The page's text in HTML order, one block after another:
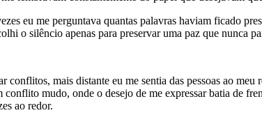
eu me perguntava quantas palavras haviam ficado
o silêncio apenas para preservar uma paz que nunca
conflitos, mais distante eu me sentia das pessoas ao
conflito mudo, onde o desejo de me expressar batia de
ao redor.